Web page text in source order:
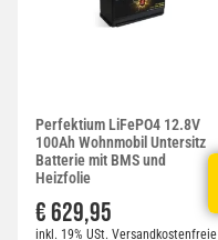
Perfektium LiFePO4 12.8V
100Ah Wohnmobil Untersitz
Batterie mit BMS und
Heizfolie
€ 629,95
inkl. 19% USt. Versandkostenfreie